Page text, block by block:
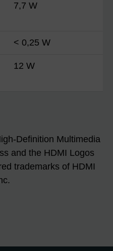
7,7 W
< 0,25 W
12 W
Definition Multimedia
and the HDMI Logos
trademarks of HDMI